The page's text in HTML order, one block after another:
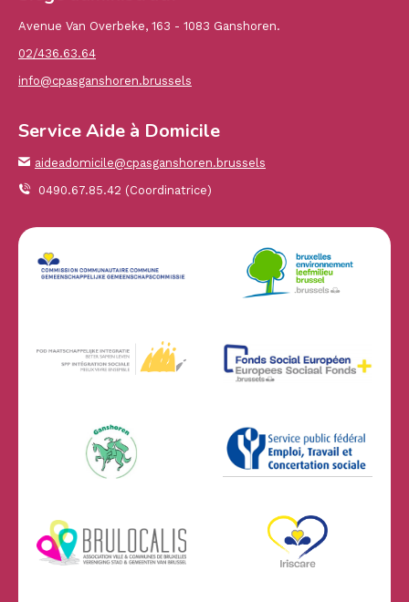
Avenue Van Overbeke, 163 - 1083 Ganshoren.
02/436.63.64
info@cpasganshoren.brussels
Service Aide à Domicile
aideadomicile@cpasganshoren.brussels
0490.67.85.42 (Coordinatrice)